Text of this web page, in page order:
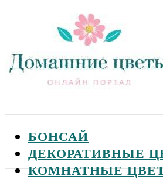
БОНСАЙ
ДЕКОРАТИВНЫЕ
КОМНАТНЫЕ